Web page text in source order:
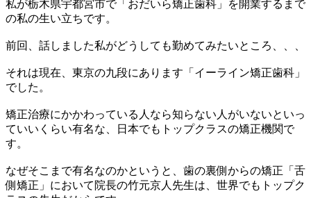
私が栃木県宇都宮市で「おだいら矯正歯科」を開業するまで
の私の生い立ちです。
前回、話しました私がどうしても勤めてみたいところ、、、
それは現在、東京の九段にあります「イーライン矯正歯科」
でした。
矯正治療にかかわっている人なら知らない人がいないといっ
ていいくらい有名な、日本でもトップクラスの矯正機関で
す。
なぜそこまで有名なのかというと、歯の裏側からの矯正「舌
側矯正」において院長の竹元京人先生は、世界でもトップク